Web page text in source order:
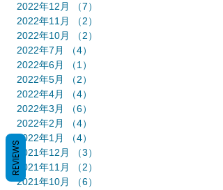
2022年12月
（7）
2022年11月
（2）
2022年10月
（2）
2022年7月
（4）
2022年6月
（1）
2022年5月
（2）
2022年4月
（4）
2022年3月
（6）
2022年2月
（4）
2022年1月
（4）
2021年12月
（3）
2021年11月
（2）
2021年10月
（6）
REVIEWS